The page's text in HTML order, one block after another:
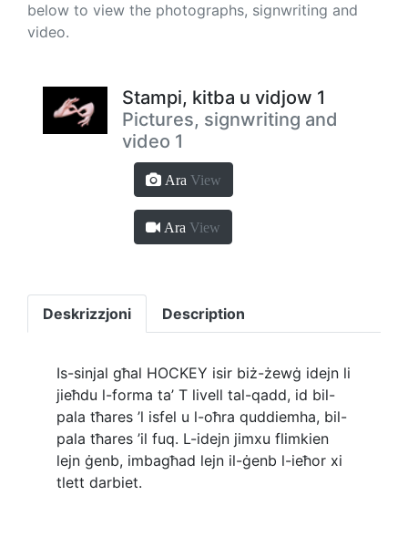
below to view the photographs, signwriting and
video.
Stampi, kitba u vidjow 1
Pictures, signwriting and
video 1
Ara View
Ara View
Deskrizzjoni Description
Is-sinjal għal HOCKEY isir biż-żewġ idejn li
jieħdu l-forma ta’ T livell tal-qadd, id bil-
pala tħares ’l isfel u l-oħra quddiemha, bil-
pala tħares ’il fuq. L-idejn jimxu flimkien
lejn ġenb, imbagħad lejn il-ġenb l-ieħor xi
tlett darbiet.